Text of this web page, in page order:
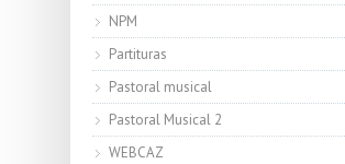
NPM
Partituras
Pastoral musical
Pastoral Musical 2
WEBCAZ